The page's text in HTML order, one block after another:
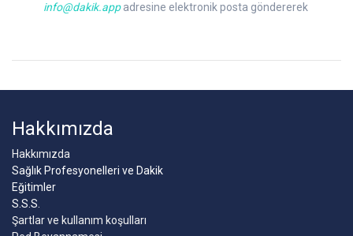
info@dakik.app adresine elektronik posta göndererek
Hakkımızda
Hakkımızda
Sağlık Profesyonelleri ve Dakik
Eğitimler
S.S.S.
Şartlar ve kullanım koşulları